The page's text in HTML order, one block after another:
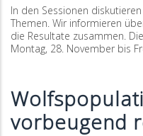
In den Sessionen
Themen. Wir informieren
die Resultate zusammen.
Montag, 28. November bis
vorbeugend